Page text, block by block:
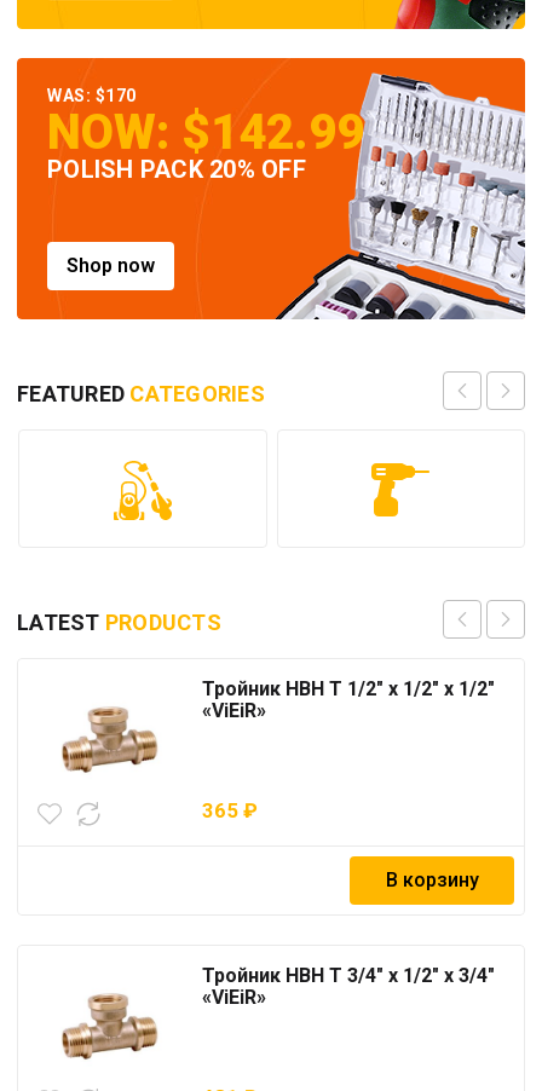
WAS: $170
NOW: $142.99
POLISH PACK 20% OFF
Shop now
FEATURED CATEGORIES
LATEST PRODUCTS
Тройник НВН T 1/2″ х 1/2″ х 1/2″
«ViEiR»
365 ₽
В корзину
Тройник НВН T 3/4″ х 1/2″ х 3/4″
«ViEiR»